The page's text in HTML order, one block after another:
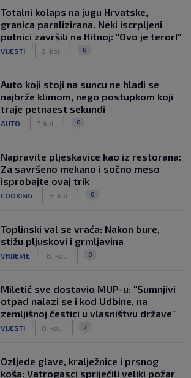
Totalni kolaps na jugu Hrvatske,
granica paralizirana. Neki iscrpljeni
putnici završili na Hitnoj: "Ovo je teror!"
VIJESTI 2. kol. 8
Auto koji stoji na suncu ne hladi se
najbrže klimom, nego postupkom koji
traje petnaest sekundi
AUTO 7. kol. 0
Napravite pljeskavice kao iz restorana:
Za savršeno mekano i sočno meso
isprobajte ovaj trik
COOKING 8. kol. 0
Toplinski val se vraća: Nakon bure,
stižu pljuskovi i grmljavina
VRIJEME 8. kol. 0
Miletić sve dostavio MUP-u: "Sumnjivi
otpad nalazi se i kod Udbine, na
zemljišnoj čestici u vlasništvu države"
VIJESTI 8. kol. 7
Ozljede glave, kralježnice i prsnog
koša: Vatrogasci spriječili veliki požar